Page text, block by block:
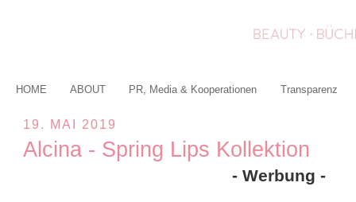
HOME ABOUT PR, Media & Kooperationen Transparenz
19. MAI 2019
Alcina - Spring Lips Kollektion
- Werbung -